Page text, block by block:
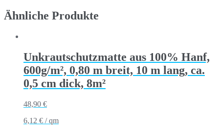
Ähnliche Produkte
Unkrautschutzmatte aus 100% Hanf,
600g/m², 0,80 m breit, 10 m lang, ca.
0,5 cm dick, 8m²
48,90 €
6,12 € /qm